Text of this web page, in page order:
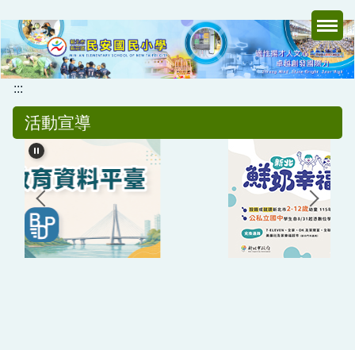
到
主
要
內
容
:::
活動宣導